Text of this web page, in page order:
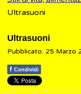
Ultrasuoni
Ultrasuoni
Pubblicato: 25 Marzo
f Condividi